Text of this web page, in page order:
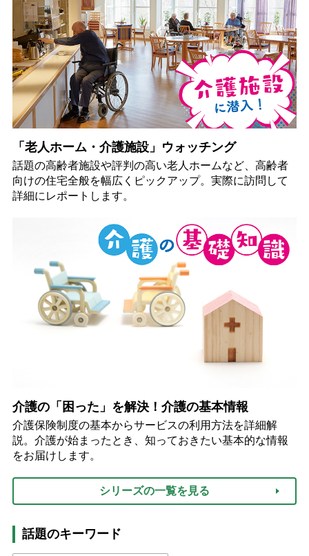
「老人ホーム・介護施設」ウォッチング
話題の高齢者施設や評判の高い老人ホームなど、高齢者
向けの住宅全般を幅広くピックアップ。実際に訪問して
詳細にレポートします。
介護の「困った」を解決！介護の基本情報
介護保険制度の基本からサービスの利用方法を詳細解
説。介護が始まったとき、知っておきたい基本的な情報
をお届けします。
シリーズの一覧を見る
話題のキーワード